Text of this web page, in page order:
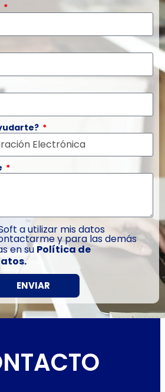
a utilizar mis datos
y para las demás
en su Política de
ENVIAR